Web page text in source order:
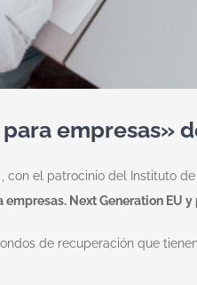
empresas»
el patrocinio del Instituto
empresas. Next Generation
de recuperación que